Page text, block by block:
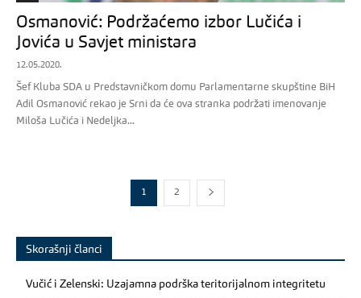
Osmanović: Podržaćemo izbor Lučića i
Jovića u Savjet ministara
12.05.2020.
Šef Kluba SDA u Predstavničkom domu Parlamentarne skupštine BiH
Adil Osmanović rekao je Srni da će ova stranka podržati imenovanje
Miloša Lučića i Nedeljka...
1 2
Skorašnji članci
Vučić i Zelenski: Uzajamna podrška teritorijalnom integritetu